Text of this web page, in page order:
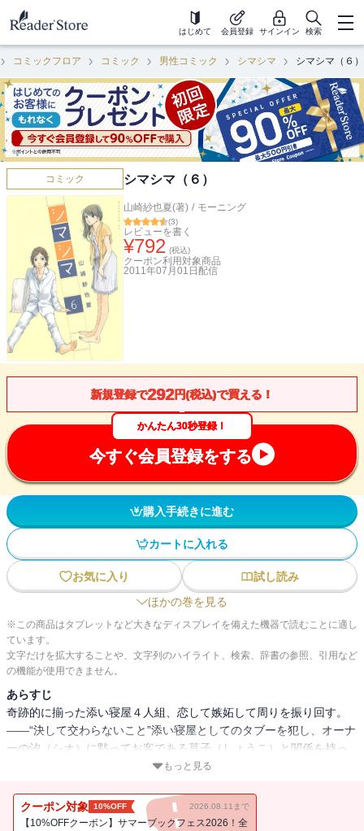
はじめて 会員登録 サインイン 検索
コミックフロア コミック 男性コミック シマシマ シマシマ（６）
コミック シマシマ（６）
山崎紗也夏(著) / モーニング
(3)
レビューを書く
¥792 (税込)
クーポン利用対象商品
2011年07月01日 配信
新規登録で292円(税込)で買える！
かんたん30秒登録！
今すぐ会員登録をする
購入手続きに進む
カートに入れる
お気に入り
試し読み
ほかの巻を見る
※この商品はタブレットなど大きなディスプレイを備えた機器で読むことに適し
ています。
文字だけを拡大することや、文字列のハイライト、検索、辞書の参照、引用など
の機能が使用できません。
あらすじ
奇跡的に揃った添い寝屋４人組、恋して嫉妬して周りを振り回す。
――“決して交わらないこと”添い寝屋としてのタブーを犯し、オーナ
ーの汐（シオ）に黙ってお客である菖子（しょうこ）と関係を持っ
てしまったリンダ。そんな恋の悩みはリンダを焦らせるばかり
来に向かって歩み始めたことで、ついに添い寝屋「ストライプ・シ
ープ」に存続の危機が!?
もっと見る
クーポン対象 10%OFF 2026.08.11まで
【10%OFFクーポン】サマーブックフェス2026！全